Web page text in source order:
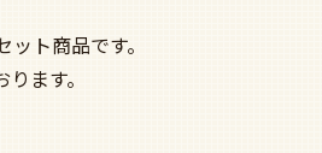
ト商品です。
ます。